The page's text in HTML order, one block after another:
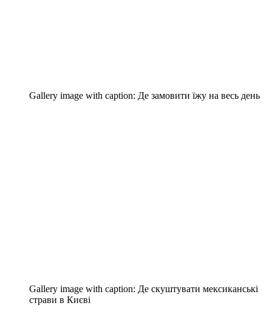
Gallery image with caption: Де замовити їжу на весь день
Gallery image with caption: Де скуштувати мексиканські
страви в Києві